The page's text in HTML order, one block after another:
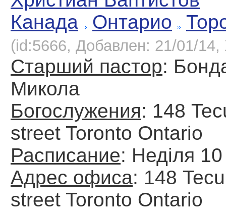
Канада
Онтарио
(id:5666, Добавлен: 21/01/14,
Старший пастор:
Микола
Богослужения: 148
street Toronto Ontario
Расписание: Неділя
Адрес офиса: 148
street Toronto Ontario